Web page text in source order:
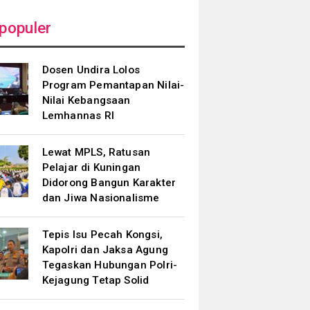
Dosen Undira Lolos
Program Pemantapan Nilai-
Nilai Kebangsaan
Lemhannas RI
Lewat MPLS, Ratusan
Pelajar di Kuningan
Didorong Bangun Karakter
dan Jiwa Nasionalisme
Tepis Isu Pecah Kongsi,
Kapolri dan Jaksa Agung
Tegaskan Hubungan Polri-
Kejagung Tetap Solid